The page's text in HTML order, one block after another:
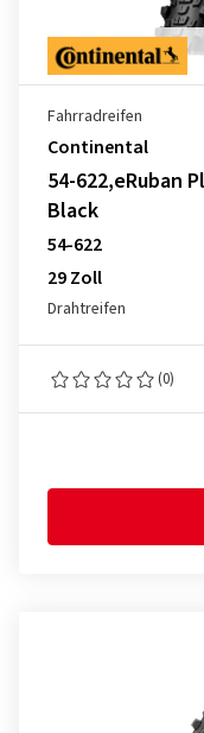
Fahrradreifen
Continental
54-622,eRuban
Black
54-622
29 Zoll
Drahtreifen
(0)